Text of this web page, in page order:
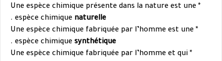
* Une espèce chimique présente dans la nature est une
espèce chimique naturelle
.
* Une espèce chimique fabriquée par l’homme est une
espèce chimique synthétique
.
* Une espèce chimique fabriquée par l’homme et qui